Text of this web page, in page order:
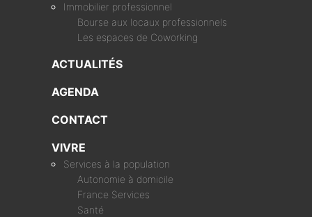
Immobilier professionnel
Bourse aux locaux professionnels
Les espaces de Coworking
ACTUALITÉS
AGENDA
CONTACT
VIVRE
Services à la population
Autonomie à domicile
France Services
Santé